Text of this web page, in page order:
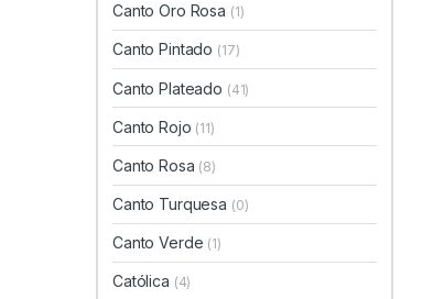
Canto Oro Rosa (1)
Canto Pintado (17)
Canto Plateado (41)
Canto Rojo (11)
Canto Rosa (8)
Canto Turquesa (0)
Canto Verde (1)
Católica (4)